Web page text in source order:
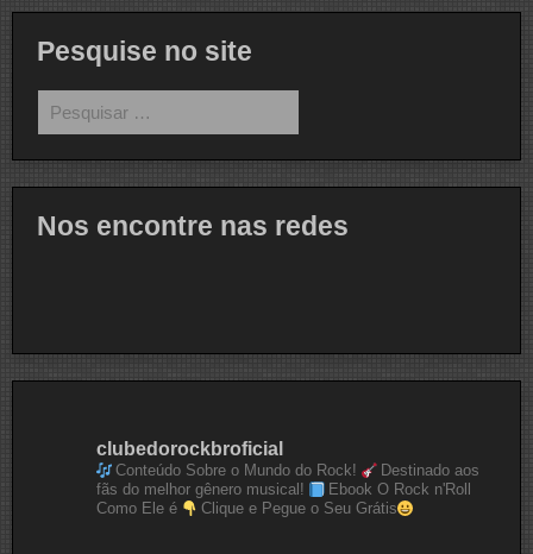
Pesquise no site
por:
Nos encontre nas redes
clubedorockbroficial
Conteúdo Sobre o Mundo do Rock!
Destinado aos
fãs do melhor gênero musical!
Ebook O Rock n'Roll
Como Ele é
Clique e Pegue o Seu Grátis